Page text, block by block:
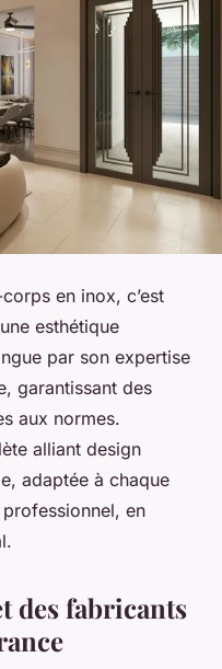
en inox, c’est
esthétique
par son expertise
garantissant des
aux normes.
alliant design
adaptée à chaque
en
des fabricants